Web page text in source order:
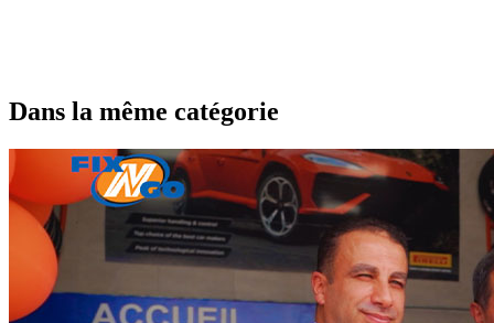
Dans la même catégorie